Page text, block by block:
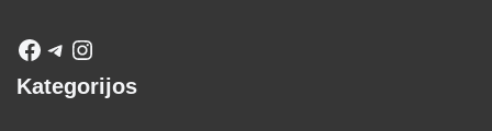
Kategorijos